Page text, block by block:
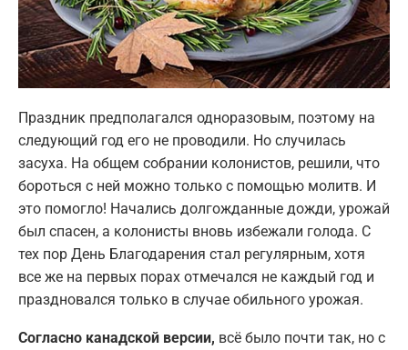
Праздник предполагался одноразовым, поэтому на
следующий год его не проводили. Но случилась
засуха. На общем собрании колонистов, решили, что
бороться с ней можно только с помощью молитв. И
это помогло! Начались долгожданные дожди, урожай
был спасен, а колонисты вновь избежали голода. С
тех пор День Благодарения стал регулярным, хотя
все же на первых порах отмечался не каждый год и
праздновался только в случае обильного урожая.
Согласно канадской версии, всё было почти так, но с